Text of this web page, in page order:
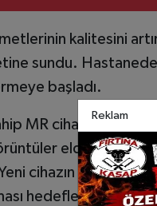
kalitesini
sundu.
başladı.
MR cihazı sayesinde
elde edilerek
cihazın hizmete
hedeflenirken, il
Reklam